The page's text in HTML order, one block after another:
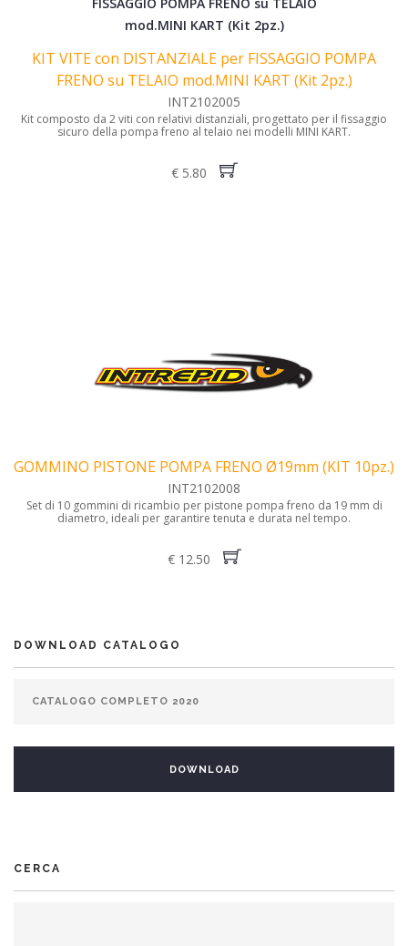
KIT VITE con DISTANZIALE per FISSAGGIO POMPA
FRENO su TELAIO mod.MINI KART (Kit 2pz.)
INT2102005
Kit composto da 2 viti con relativi distanziali, progettato per il fissaggio
sicuro della pompa freno al telaio nei modelli MINI KART.
€ 5.80
GOMMINO PISTONE POMPA FRENO Ø19mm (KIT 10pz.)
INT2102008
Set di 10 gommini di ricambio per pistone pompa freno da 19 mm di
diametro, ideali per garantire tenuta e durata nel tempo.
€ 12.50
DOWNLOAD CATALOGO
CERCA